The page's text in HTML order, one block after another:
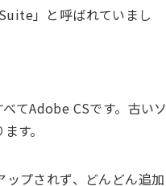
」と呼ばれていまし
てAdobe CSです。古いソ
す。
プされず、どんどん追加